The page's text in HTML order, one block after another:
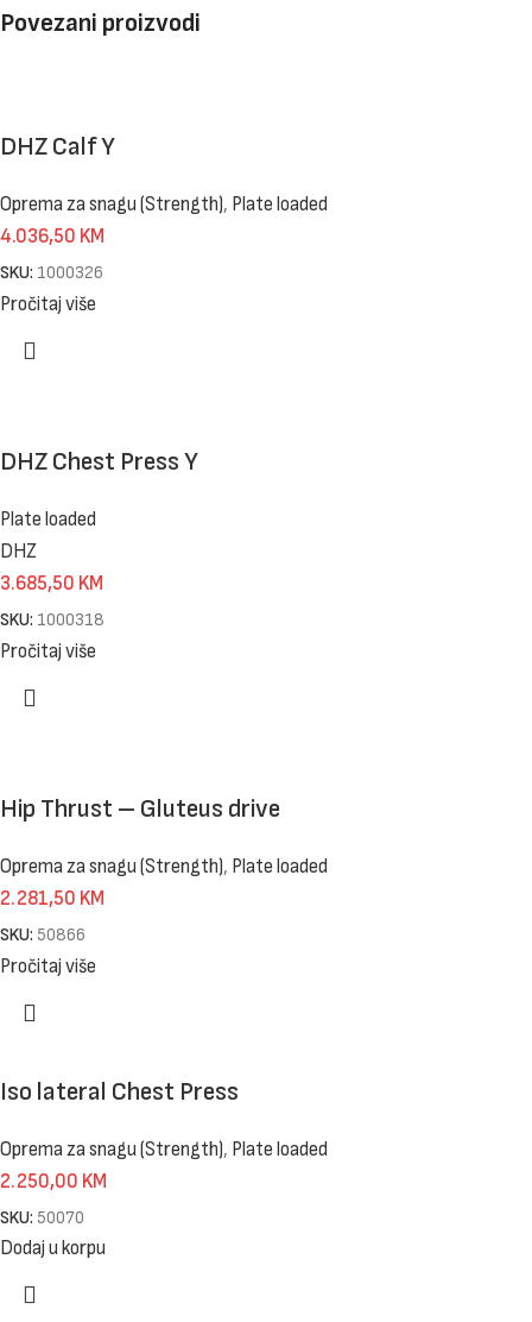
Povezani proizvodi
DHZ Calf Y
Oprema za snagu (Strength), Plate loaded
4.036,50 KM
SKU: 1000326
Pročitaj više
DHZ Chest Press Y
Plate loaded
DHZ
3.685,50 KM
SKU: 1000318
Pročitaj više
Hip Thrust – Gluteus drive
Oprema za snagu (Strength), Plate loaded
2.281,50 KM
SKU: 50866
Pročitaj više
Iso lateral Chest Press
Oprema za snagu (Strength), Plate loaded
2.250,00 KM
SKU: 50070
Dodaj u korpu